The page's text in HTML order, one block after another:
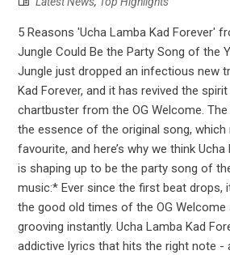
5 Reasons 'Ucha Lamba Kad Forever'
Jungle Could Be the Party Song of the
Jungle just dropped an infectious new
Kad Forever, and it has revived the
chartbuster from the OG Welcome.
the essence of the original song, which
favourite, and here’s why we think
is shaping up to be the party song of
music:* Ever since the first beat drops,
the good old times of the OG Welcome
grooving instantly. Ucha Lamba Kad
addictive lyrics that hits the right note -